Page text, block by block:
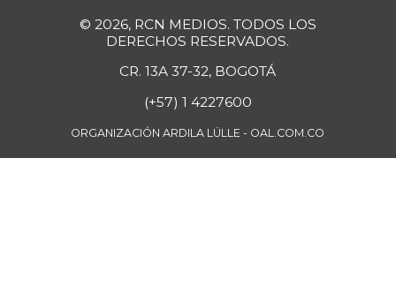
© 2026, RCN MEDIOS. TODOS LOS
DERECHOS RESERVADOS.
CR. 13A 37-32, BOGOTÁ
(+57) 1 4227600
ORGANIZACIÓN ARDILA LÜLLE - OAL.COM.CO